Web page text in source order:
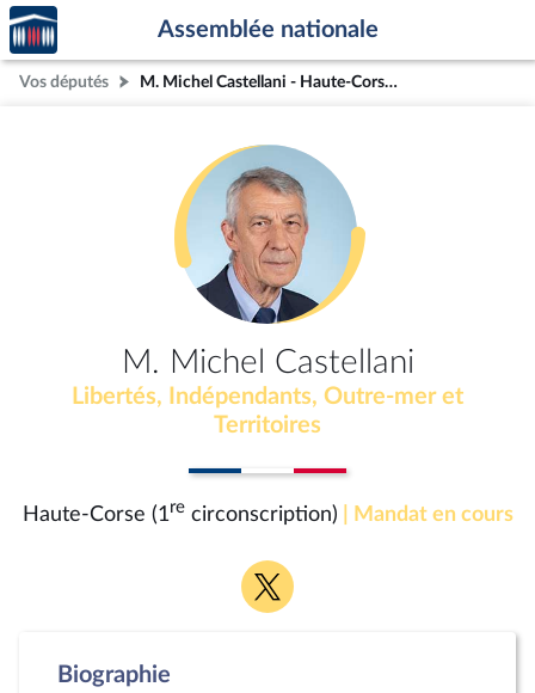
Aller au contenu
Aller en bas de la page
Accèder
à la
page
d'accueil
Assemblée nationale
Vos députés M. Michel Castellani - Haute-Corse (1re circonscription)
M. Michel Castellani
Libertés, Indépendants, Outre-mer et
Territoires
Haute-Corse (1recirconscription) | Mandat en cours
Voir
la
Biographie